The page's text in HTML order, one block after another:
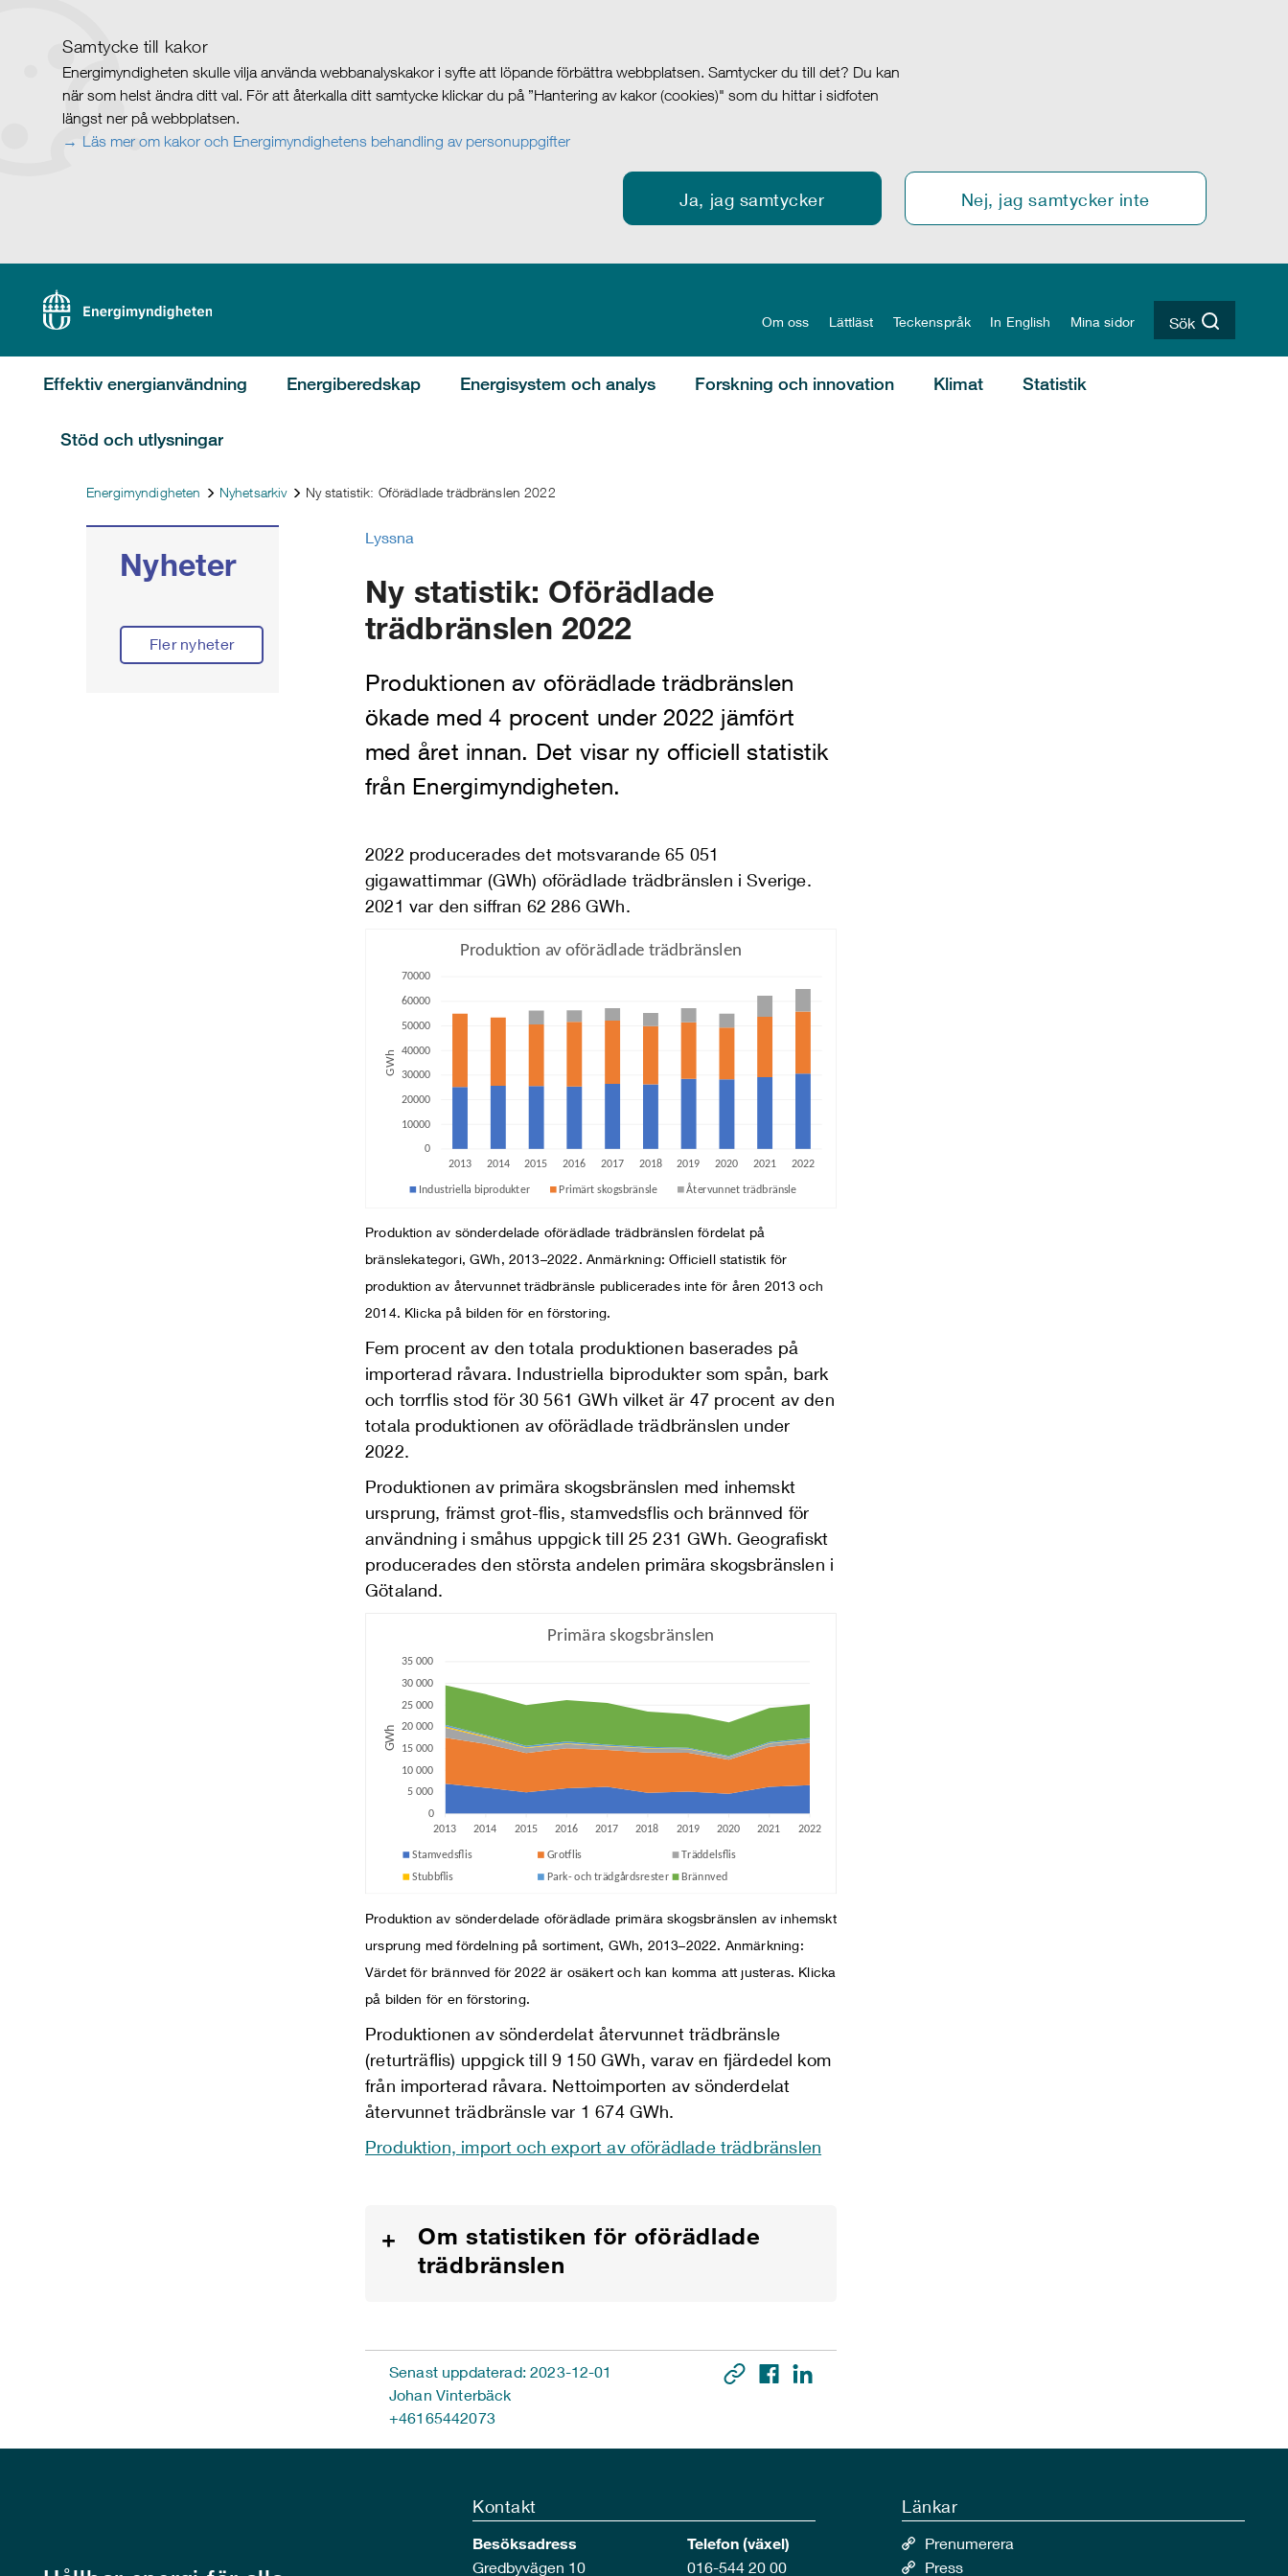
Samtycke till kakor
Energimyndigheten skulle vilja använda webbanalyskakor i syfte att löpande förbättra webbplatsen. Samtycker du till det? Du kan
när som helst ändra ditt val. För att återkalla ditt samtycke klickar du på ”Hantering av kakor (cookies)" som du hittar i sidfoten
längst ner på webbplatsen.
Läs mer om kakor och Energimyndighetens behandling av personuppgifter
Ja, jag samtycker Nej, jag samtycker inte
Om oss Lättläst Teckenspråk In English Mina sidor Sök
Effektiv energianvändning Energiberedskap Energisystem och analys Forskning och innovation Klimat Statistik
Stöd och utlysningar
Energimyndigheten Nyhetsarkiv Ny statistik: Oförädlade trädbränslen 2022
Lyssna
Ny statistik: Oförädlade
trädbränslen 2022
Produktionen av oförädlade trädbränslen
ökade med 4 procent under 2022 jämfört
med året innan. Det visar ny officiell statistik
från Energimyndigheten.
2022 producerades det motsvarande 65 051
gigawattimmar (GWh) oförädlade trädbränslen i Sverige.
2021 var den siffran 62 286 GWh.
Produktion av sönderdelade oförädlade trädbränslen fördelat på
bränslekategori, GWh, 2013–2022. Anmärkning: Officiell statistik för
produktion av återvunnet trädbränsle publicerades inte för åren 2013 och
2014. Klicka på bilden för en förstoring.
Fem procent av den totala produktionen baserades på
importerad råvara. Industriella biprodukter som spån, bark
och torrflis stod för 30 561 GWh vilket är 47 procent av den
totala produktionen av oförädlade trädbränslen under
2022.
Produktionen av primära skogsbränslen med inhemskt
ursprung, främst grot-flis, stamvedsflis och brännved för
användning i småhus uppgick till 25 231 GWh. Geografiskt
producerades den största andelen primära skogsbränslen i
Götaland.
Produktion av sönderdelade oförädlade primära skogsbränslen av inhemskt
ursprung med fördelning på sortiment, GWh, 2013–2022. Anmärkning:
Värdet för brännved för 2022 är osäkert och kan komma att justeras. Klicka
på bilden för en förstoring.
Produktionen av sönderdelat återvunnet trädbränsle
(returträflis) uppgick till 9 150 GWh, varav en fjärdedel kom
från importerad råvara. Nettoimporten av sönderdelat
återvunnet trädbränsle var 1 674 GWh.
Produktion, import och export av oförädlade trädbränslen
+
Om statistiken för oförädlade
trädbränslen
Senast uppdaterad: 2023-12-01
Johan Vinterbäck
+46165442073
Nyheter
Fler nyheter
Kontakt
Besöksadress
Gredbyvägen 10
Telefon (växel)
016-544 20 00
Länkar
Prenumerera
Press